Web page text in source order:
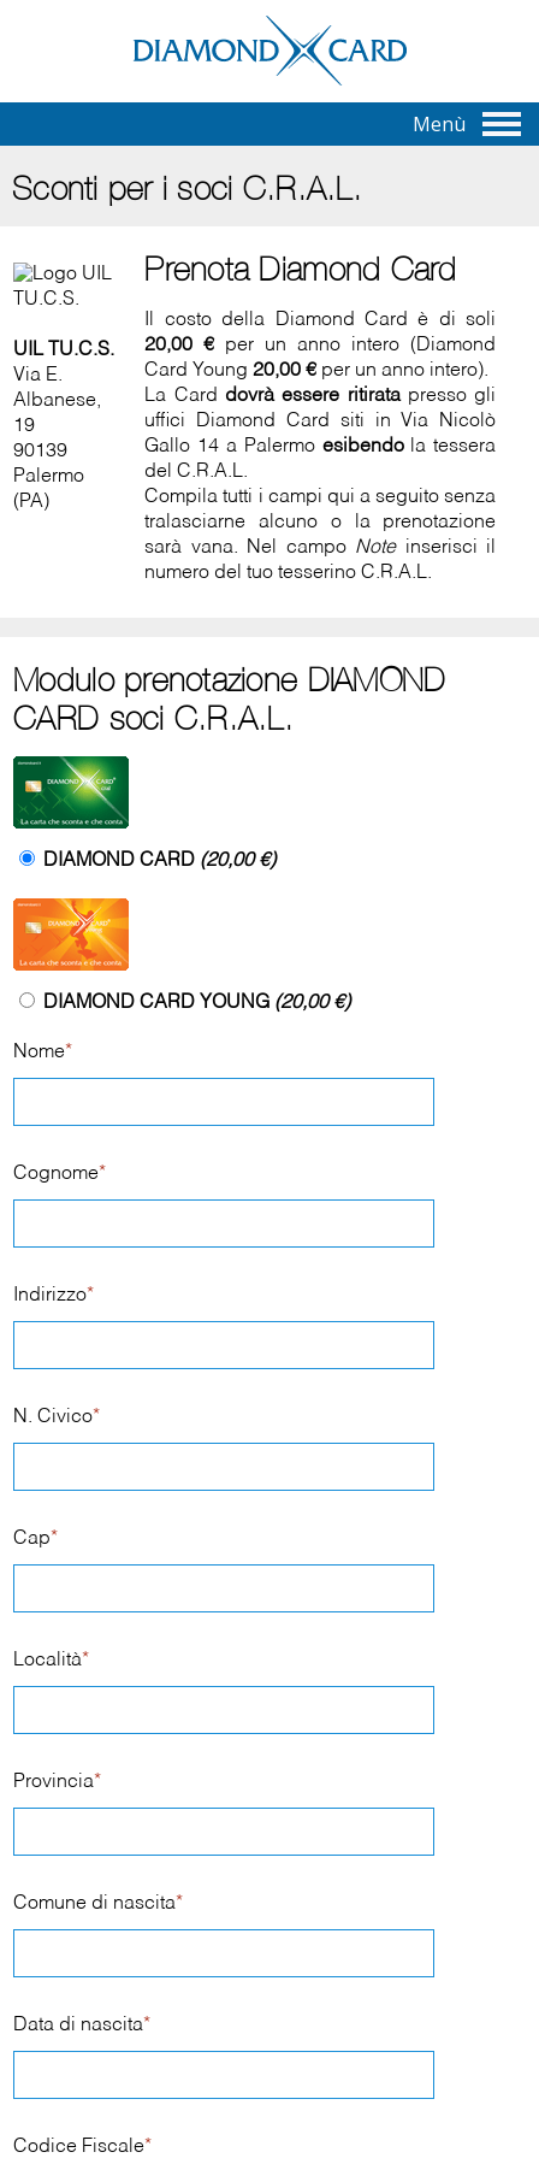
Menù
Sconti per i soci C.R.A.L.
UIL TU.C.S.
Via E.
Albanese,
19
90139
Palermo
(PA)
Prenota Diamond Card
Il costo della Diamond Card è di soli
20,00 €per un anno intero (Diamond
Card Young20,00 €per un anno intero).
La Card dovrà essere ritiratapresso gli
uffici Diamond Card siti in Via Nicolò
Gallo 14 a Palermo esibendola tessera
del C.R.A.L.
Compila tutti i campi qui a seguito senza
tralasciarne alcuno o la prenotazione
sarà vana. Nel campo Noteinserisci il
numero del tuo tesserino C.R.A.L.
Modulo prenotazione DIAMOND
CARD soci C.R.A.L.
DIAMOND CARD (20,00 €)
DIAMOND CARD YOUNG (20,00 €)
Nome*
Cognome*
Indirizzo*
N. Civico*
Cap*
Località*
Provincia*
Comune di nascita*
Data di nascita*
Codice Fiscale*